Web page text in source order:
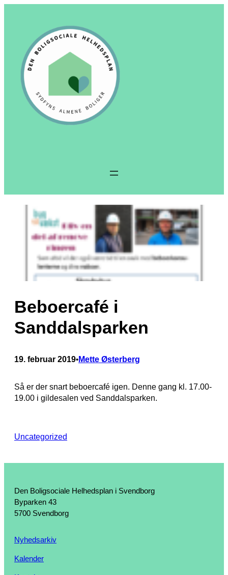
Beboercafé i
Sanddalsparken
19. februar 2019•Mette Østerberg
Så er der snart beboercafé igen. Denne gang kl. 17.00-
19.00 i gildesalen ved Sanddalsparken.
Uncategorized
Den Boligsociale Helhedsplan i Svendborg
Byparken 43
5700 Svendborg
Nyhedsarkiv
Kalender